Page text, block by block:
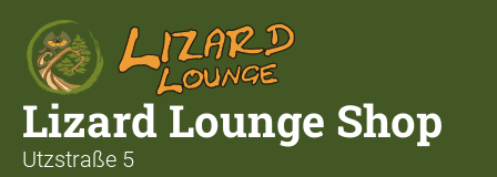
Lizard Lounge Shop
Utzstraße 5